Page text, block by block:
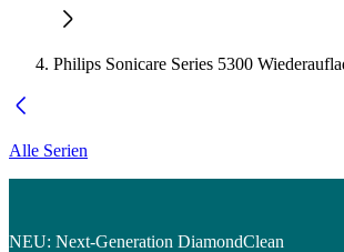
Philips Sonicare Series 5300
Alle Serien
NEU: Next-Generation DiamondClean